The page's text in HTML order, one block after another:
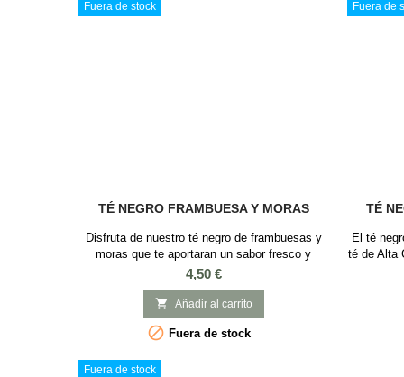
Fuera de stock
TÉ NEGRO FRAMBUESA Y MORAS
Disfruta de nuestro té negro de frambuesas y
moras que te aportaran un sabor fresco y
afrutado. Sabor: Frambuesa y Mora
Ingredientes: Té negro, aroma, bayas de
saúco, frambuesas y zarzamoras
Precio
4,50 €
 Añadir al carrito
 Fuera de stock
Fuera de
TÉ
El té
té de Alta
sur de la
color
y
vainilla,
Fuera de stock